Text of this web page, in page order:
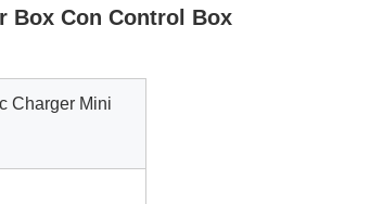
Box Con Control Box
Charger Mini